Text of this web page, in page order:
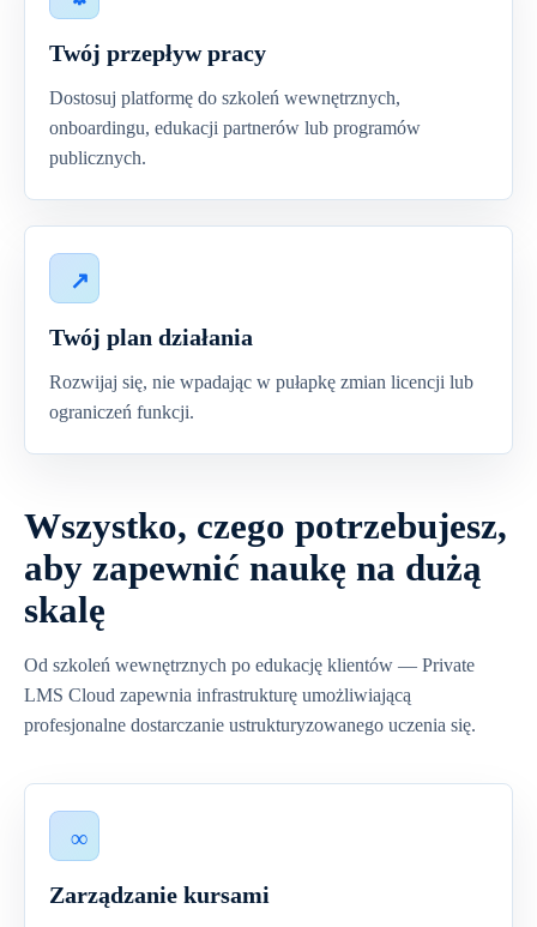
Twój przepływ pracy
Dostosuj platformę do szkoleń wewnętrznych,
onboardingu, edukacji partnerów lub programów
publicznych.
Twój plan działania
Rozwijaj się, nie wpadając w pułapkę zmian licencji lub
ograniczeń funkcji.
Wszystko, czego potrzebujesz,
aby zapewnić naukę na dużą
skalę
Od szkoleń wewnętrznych po edukację klientów — Private
LMS Cloud zapewnia infrastrukturę umożliwiającą
profesjonalne dostarczanie ustrukturyzowanego uczenia się.
Zarządzanie kursami